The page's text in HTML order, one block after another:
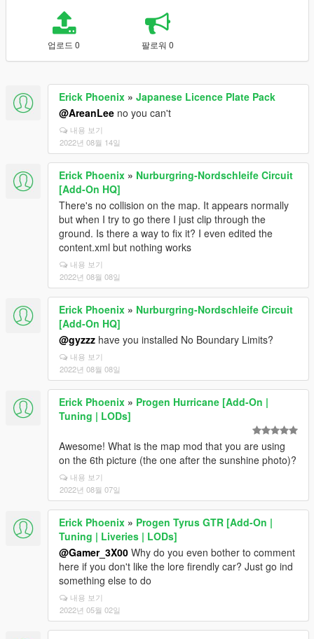
업로드 0 팔로워 0
Erick Phoenix » Japanese Licence Plate Pack
@AreanLee no you can't
내용 보기
2022년 08월 14일
Erick Phoenix » Nurburgring-Nordschleife Circuit
[Add-On HQ]
There's no collision on the map. It appears normally
but when I try to go there I just clip through the
ground. Is there a way to fix it? I even edited the
content.xml but nothing works
내용 보기
2022년 08월 08일
Erick Phoenix » Nurburgring-Nordschleife Circuit
[Add-On HQ]
@gyzzz have you installed No Boundary Limits?
내용 보기
2022년 08월 08일
Erick Phoenix » Progen Hurricane [Add-On |
Tuning | LODs]
Awesome! What is the map mod that you are using
on the 6th picture (the one after the sunshine photo)?
내용 보기
2022년 08월 07일
Erick Phoenix » Progen Tyrus GTR [Add-On |
Tuning | Liveries | LODs]
@Gamer_3X00 Why do you even bother to comment
here if you don't like the lore firendly car? Just go ind
something else to do
내용 보기
2022년 05월 02일